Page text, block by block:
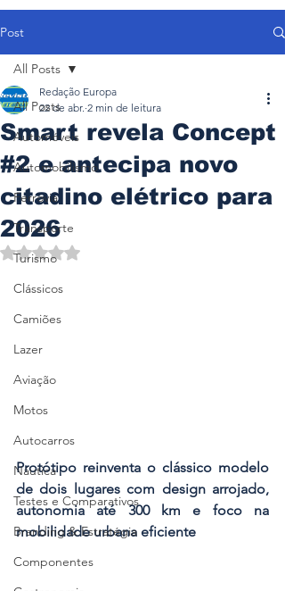
Post
All Posts
Automóveis
Automobilismo
Ferrovia
Transporte
Turismo
Clássicos
Camiões
Lazer
Aviação
Motos
Autocarros
Náutica
Testes e Comparativos
Branding & Estratégia
Componentes
All Posts
Smart revela Concept
#2 e antecipa novo
citadino elétrico para
2026
Redação Europa
22 de abr. 2 min de leitura
Avaliado com NaN de 5 estrelas.
Protótipo reinventa o clássico modelo
de dois lugares com design arrojado,
autonomia até 300 km e foco na
mobilidade urbana eficiente